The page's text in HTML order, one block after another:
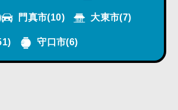
門真市(10) 大東市(7)
守口市(6)